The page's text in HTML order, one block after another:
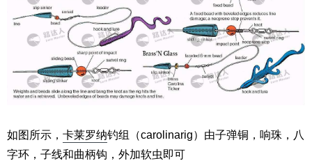
如图所示， 卡莱罗纳钓组（carolinarig）由子弹铜，响珠，八
字环，子线和曲柄钩，外加软虫即可